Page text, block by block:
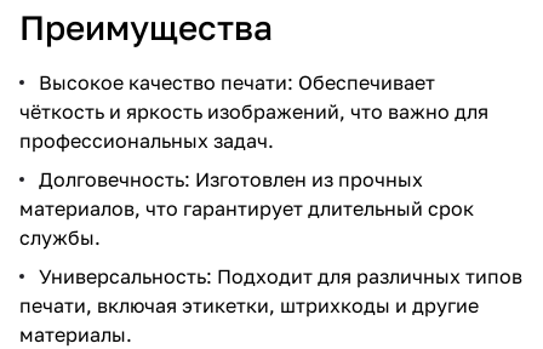
Преимущества
Высокое качество печати: Обеспечивает
чёткость и яркость изображений, что важно для
профессиональных задач.
Долговечность: Изготовлен из прочных
материалов, что гарантирует длительный срок
службы.
Универсальность: Подходит для различных типов
печати, включая этикетки, штрихкоды и другие
материалы.